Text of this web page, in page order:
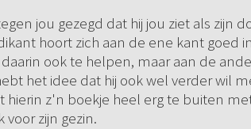
jou gezegd dat hij jou ziet als zijn
hoort zich aan de ene kant goed
ook te helpen, maar aan de
het idee dat hij ook wel verder wil
hierin z'n boekje heel erg te buiten
zijn gezin.